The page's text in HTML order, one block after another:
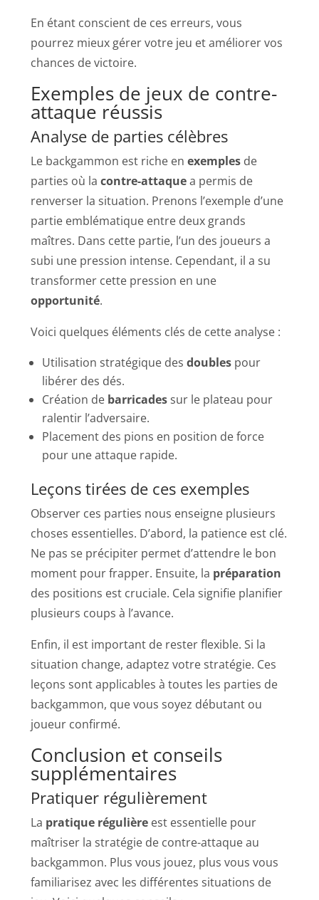
En étant conscient de ces erreurs, vous
pourrez mieux gérer votre jeu et améliorer vos
chances de victoire.
Exemples de jeux de contre-
attaque réussis
Analyse de parties célèbres
Le backgammon est riche enexemples de
parties où lacontre-attaquea permis de
renverser la situation. Prenons l’exemple d’une
partie emblématique entre deux grands
maîtres. Dans cette partie, l’un des joueurs a
subi une pression intense. Cependant, il a su
transformer cette pression en une
opportunité.
Voici quelques éléments clés de cette analyse :
Utilisation stratégique desdoubles pour
libérer des dés.
Création de barricades sur le plateau pour
ralentir l’adversaire.
Placement des pions en position de force
pour une attaque rapide.
Leçons tirées de ces exemples
Observer ces parties nous enseigne plusieurs
choses essentielles. D’abord, la patience est clé.
Ne pas se précipiter permet d’attendre le bon
moment pour frapper. Ensuite, la préparation
des positions est cruciale. Cela signifie planifier
plusieurs coups à l’avance.
Enfin, il est important de rester flexible. Si la
situation change, adaptez votre stratégie. Ces
leçons sont applicables à toutes les parties de
backgammon, que vous soyez débutant ou
joueur confirmé.
Conclusion et conseils
supplémentaires
Pratiquer régulièrement
La pratique régulière est essentielle pour
maîtriser la stratégie de contre-attaque au
backgammon. Plus vous jouez, plus vous vous
familiarisez avec les différentes situations de